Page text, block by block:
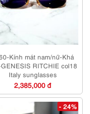
Kính mát nam/nữ-Khá
RITCHIE col18
Italy sunglasses
2,385,000 đ
- 24%